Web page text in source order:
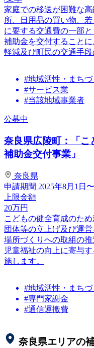
家庭での移送が困難な
所、日用品の買い物、
に要する交通費の一部
補助金を交付すること
軽減及び町民の交通手段
#地域活性・まちづ
#サービス業
#当該地域事業者
公募中
奈良県広陵町：「こ
補助金交付事業」
奈良県
申請期間 2025年8月1日
上限金額
20万円
こどもの健全育成のた
団体等の立上げ及び運
場所づくりへの取組の
児童福祉の向上に寄与
施します。
#地域活性・まちづ
#専門家謝金
#通信運搬費
奈良県エリアの